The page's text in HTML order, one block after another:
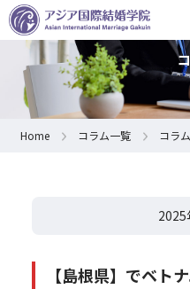
Home コラム一覧 コラ
2025
【島根県】でベト